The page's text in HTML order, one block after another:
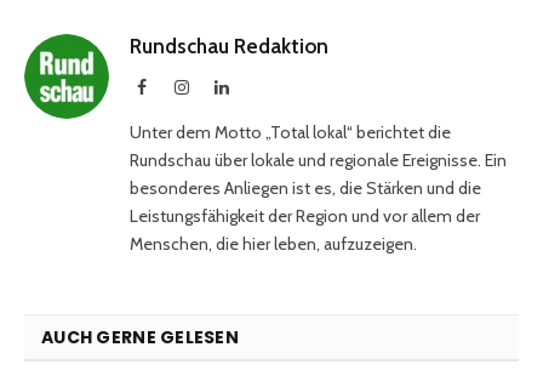
Rundschau Redaktion
FacebookInstagramLinkedIn
Unter dem Motto „Total lokal“ berichtet die
Rundschau über lokale und regionale Ereignisse. Ein
besonderes Anliegen ist es, die Stärken und die
Leistungsfähigkeit der Region und vor allem der
Menschen, die hier leben, aufzuzeigen.
AUCH GERNE GELESEN